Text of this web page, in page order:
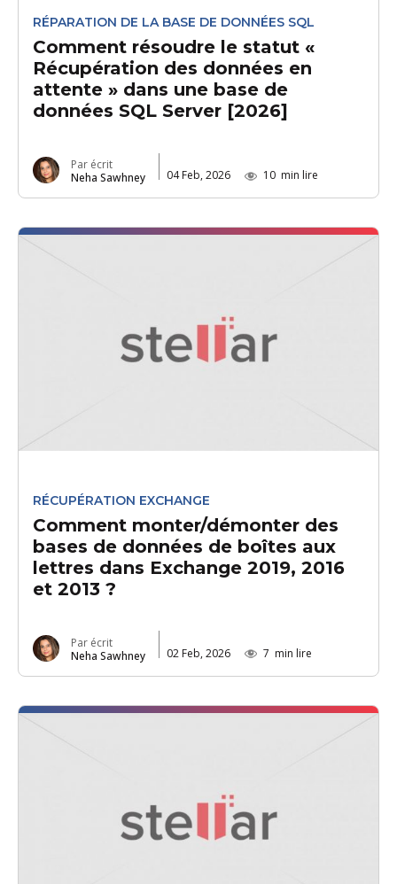
RÉPARATION DE LA BASE DE DONNÉES SQL
Comment résoudre le statut «
Récupération des données en
attente » dans une base de
données SQL Server [2026]
Par écrit
Neha Sawhney
04 Feb, 2026 10 min lire
RÉCUPÉRATION EXCHANGE
Comment monter/démonter des
bases de données de boîtes aux
lettres dans Exchange 2019, 2016
et 2013 ?
Par écrit
Neha Sawhney
02 Feb, 2026 7 min lire